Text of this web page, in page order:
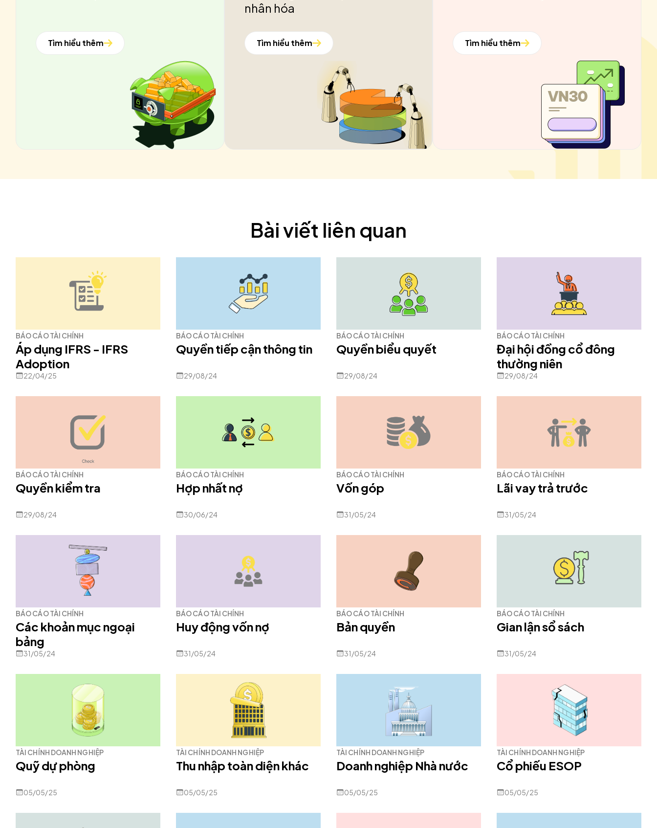
Tìm hiểu thêm
nhân hóa
Tìm hiểu thêm Tìm hiểu thêm
Bài viết liên quan
BÁO CÁO TÀI CHÍNH
Áp dụng IFRS - IFRS
Adoption
22/04/25
BÁO CÁO TÀI CHÍNH
Quyền tiếp cận thông tin
29/08/24
BÁO CÁO TÀI CHÍNH
Quyền biểu quyết
29/08/24
BÁO CÁO TÀI CHÍNH
Đại hội đồng cổ đông
thường niên
29/08/24
BÁO CÁO TÀI CHÍNH
Quyền kiểm tra
29/08/24
BÁO CÁO TÀI CHÍNH
Hợp nhất nợ
30/06/24
BÁO CÁO TÀI CHÍNH
Vốn góp
31/05/24
BÁO CÁO TÀI CHÍNH
Lãi vay trả trước
31/05/24
BÁO CÁO TÀI CHÍNH
Các khoản mục ngoại
bảng
31/05/24
BÁO CÁO TÀI CHÍNH
Huy động vốn nợ
31/05/24
BÁO CÁO TÀI CHÍNH
Bản quyền
31/05/24
BÁO CÁO TÀI CHÍNH
Gian lận sổ sách
31/05/24
TÀI CHÍNH DOANH NGHIỆP
Quỹ dự phòng
05/05/25
TÀI CHÍNH DOANH NGHIỆP
Thu nhập toàn diện khác
05/05/25
TÀI CHÍNH DOANH NGHIỆP
Doanh nghiệp Nhà nước
05/05/25
TÀI CHÍNH DOANH NGHIỆP
Cổ phiếu ESOP
05/05/25